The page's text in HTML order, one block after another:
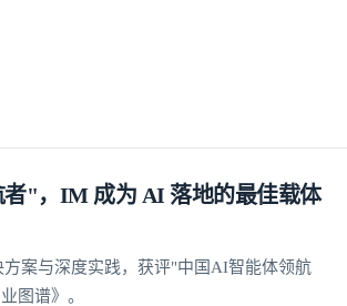
"，IM 成为 AI 落地的最佳载体
案与深度实践，获评"中国AI智能体领航
图谱》。